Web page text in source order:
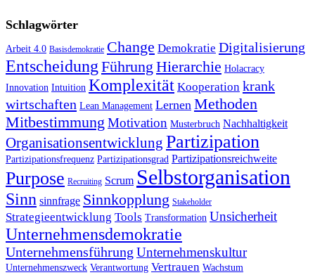
Schlagwörter
Arbeit 4.0 Basisdemokratie Change Demokratie Digitalisierung
Entscheidung Führung Hierarchie Holacracy
Innovation Intuition Komplexität Kooperation krank
wirtschaften Lean Management Lernen Methoden
Mitbestimmung Motivation Musterbruch Nachhaltigkeit
Organisationsentwicklung Partizipation
Partizipationsfrequenz Partizipationsgrad Partizipationsreichweite
Purpose Recruiting Scrum Selbstorganisation
Sinn sinnfrage Sinnkopplung Stakeholder
Strategieentwicklung Tools Transformation Unsicherheit
Unternehmensdemokratie
Unternehmensführung Unternehmenskultur
Unternehmenszweck Verantwortung Vertrauen Wachstum